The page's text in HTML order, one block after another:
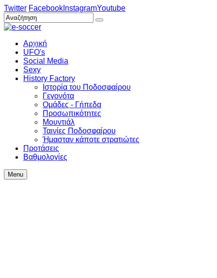
Twitter Facebook InstagramYoutube
Αρχική
UFO's
Social Media
Sexy
History Factory
Ιστορία του Ποδοσφαίρου
Γεγονότα
Ομάδες - Γήπεδα
Προσωπικότητες
Μουντιάλ
Ταινίες Ποδοσφαίρου
Ήμασταν κάποτε στρατιώτες
Προτάσεις
Βαθμολογίες
Menu